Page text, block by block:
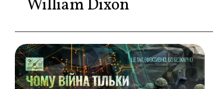
William Dixon